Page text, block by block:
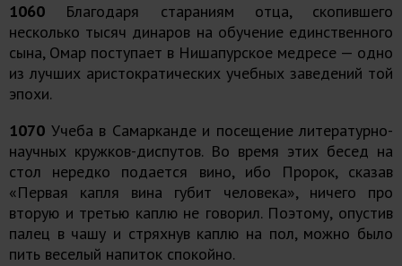
1060 Благодаря стараниям отца, скопившего
несколько тысяч динаров на обучение единственного
сына, Омар поступает в Нишапурское медресе — одно
из лучших аристократических учебных заведений той
эпохи.
1070 Учеба в Самарканде и посещение литературно-
научных кружков-диспутов. Во время этих бесед на
стол нередко подается вино, ибо Пророк, сказав
«Первая капля вина губит человека», ничего про
вторую и третью каплю не говорил. Поэтому, опустив
палец в чашу и стряхнув каплю на пол, можно было
пить веселый напиток спокойно.